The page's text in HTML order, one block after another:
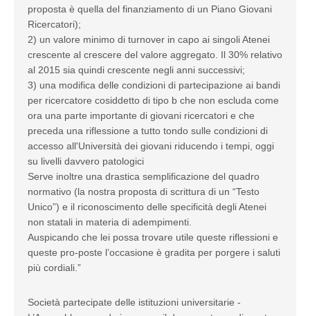
proposta è quella del finanziamento di un Piano Giovani
Ricercatori);
2) un valore minimo di turnover in capo ai singoli Atenei
crescente al crescere del valore aggregato. Il 30% relativo
al 2015 sia quindi crescente negli anni successivi;
3) una modifica delle condizioni di partecipazione ai bandi
per ricercatore cosiddetto di tipo b che non escluda come
ora una parte importante di giovani ricercatori e che
preceda una riflessione a tutto tondo sulle condizioni di
accesso all'Università dei giovani riducendo i tempi, oggi
su livelli davvero patologici
Serve inoltre una drastica semplificazione del quadro
normativo (la nostra proposta di scrittura di un “Testo
Unico”) e il riconoscimento delle specificità degli Atenei
non statali in materia di adempimenti.
Auspicando che lei possa trovare utile queste riflessioni e
queste pro-poste l’occasione è gradita per porgere i saluti
più cordiali.”
Società partecipate delle istituzioni universitarie -